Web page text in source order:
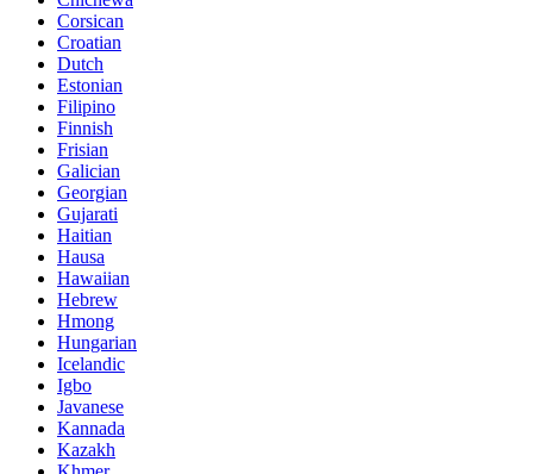
Corsican
Croatian
Dutch
Estonian
Filipino
Finnish
Frisian
Galician
Georgian
Gujarati
Haitian
Hausa
Hawaiian
Hebrew
Hmong
Hungarian
Icelandic
Igbo
Javanese
Kannada
Kazakh